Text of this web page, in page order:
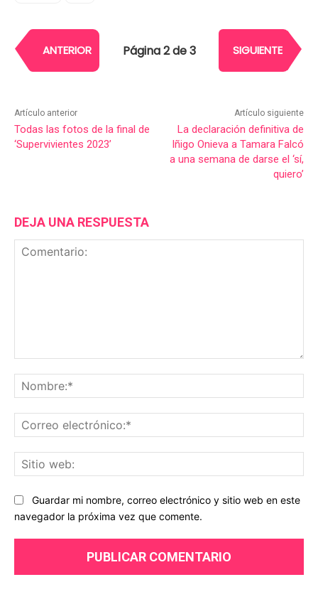
ANTERIOR Página 2 de 3 SIGUIENTE
Artículo anterior
Todas las fotos de la final de
‘Supervivientes 2023’
Artículo siguiente
La declaración definitiva de
Iñigo Onieva a Tamara Falcó
a una semana de darse el ‘sí,
quiero’
DEJA UNA RESPUESTA
Guardar mi nombre, correo electrónico y sitio web en este
navegador la próxima vez que comente.